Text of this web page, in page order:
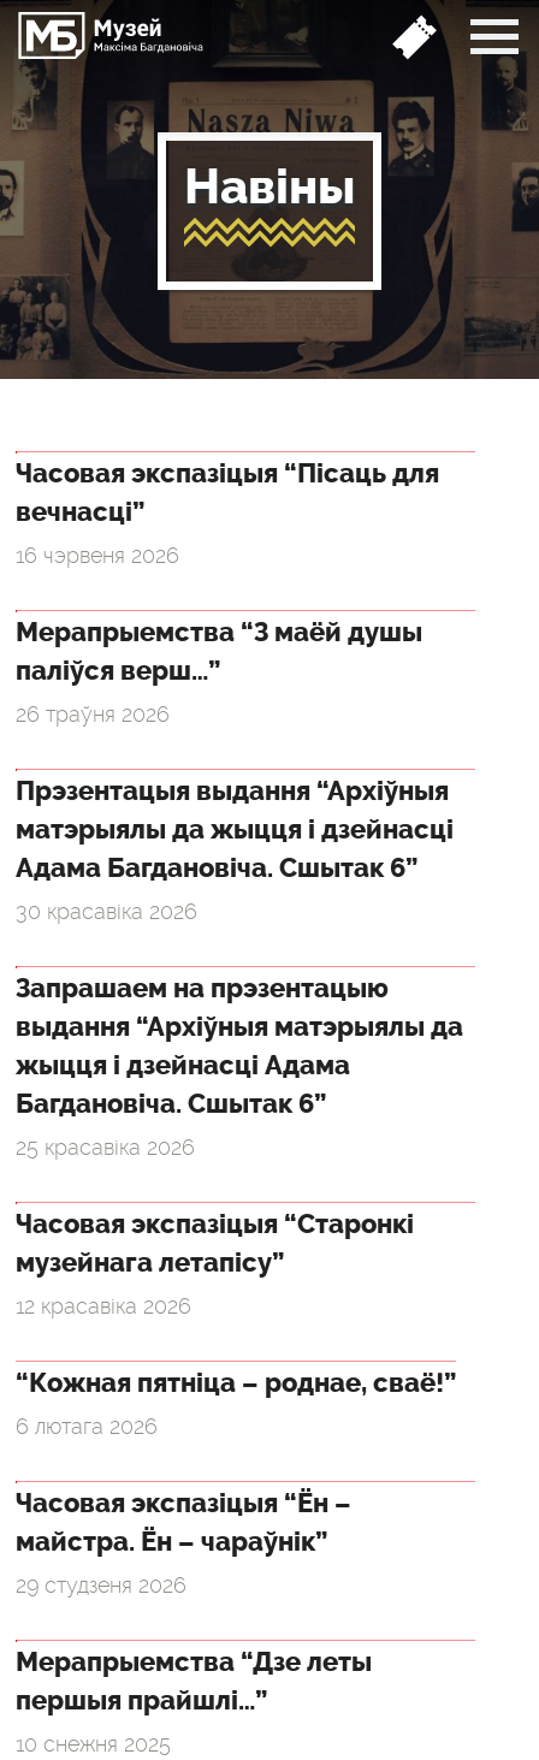
Навіны
Часовая экспазіцыя “Пісаць для
вечнасці”
16 чэрвеня 2026
Мерапрыемства “З маёй душы
паліўся верш…”
26 траўня 2026
Прэзентацыя выдання “Архіўныя
матэрыялы да жыцця і дзейнасці
Адама Багдановіча. Сшытак 6”
30 красавіка 2026
Запрашаем на прэзентацыю
выдання “Архіўныя матэрыялы да
жыцця і дзейнасці Адама
Багдановіча. Сшытак 6”
25 красавіка 2026
Часовая экспазіцыя “Старонкі
музейнага летапісу”
12 красавіка 2026
“Кожная пятніца – роднае, сваё!”
6 лютага 2026
Часовая экспазіцыя “Ён –
майстра. Ён – чараўнік”
29 студзеня 2026
Мерапрыемства “Дзе леты
першыя прайшлі…”
10 снежня 2025